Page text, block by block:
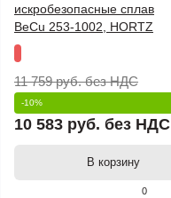
0
искробезопасные сплав
BeCu 253-1002, HORTZ
11 759 руб.без НДС
-10%
10 583 руб. без НДС
В корзину